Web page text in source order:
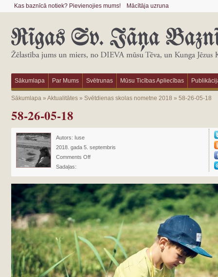
Kas baznīcā notiek? Pievienojies mums! Mācītāja uzruna
Sākumlapa Par Mums Svētrunas Mūsu Ticības Apliecības
Sākumlapa» Aktualitātes» Svētdienas skolas nometne 2018 » 58-26-05-18
58-26-05-18
Autors: Iuse
2018. gada 5. septembris
Comments Off
Sadaļas: